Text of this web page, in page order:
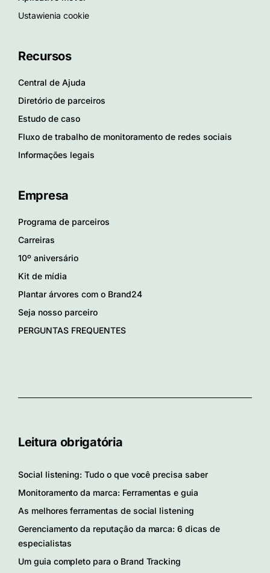
Ustawienia cookie
Recursos
Central de Ajuda
Diretório de parceiros
Estudo de caso
Fluxo de trabalho de monitoramento de redes sociais
Informações legais
Empresa
Programa de parceiros
Carreiras
10º aniversário
Kit de mídia
Plantar árvores com o Brand24
Seja nosso parceiro
PERGUNTAS FREQUENTES
Leitura obrigatória
Social listening: Tudo o que você precisa saber
Monitoramento da marca: Ferramentas e guia
As melhores ferramentas de social listening
Gerenciamento da reputação da marca: 6 dicas de
especialistas
Um guia completo para o Brand Tracking